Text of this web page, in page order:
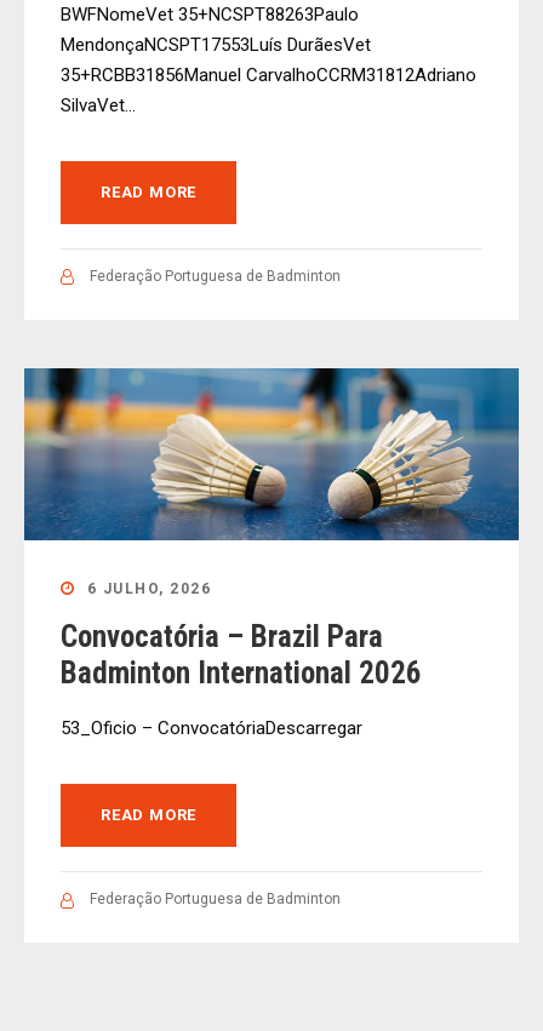
BWFNomeVet 35+NCSPT88263Paulo
MendonçaNCSPT17553Luís DurãesVet
35+RCBB31856Manuel CarvalhoCCRM31812Adriano
SilvaVet...
READ MORE
Federação Portuguesa de Badminton
6 JULHO, 2026
Convocatória – Brazil Para
Badminton International 2026
53_Oficio – ConvocatóriaDescarregar
READ MORE
Federação Portuguesa de Badminton